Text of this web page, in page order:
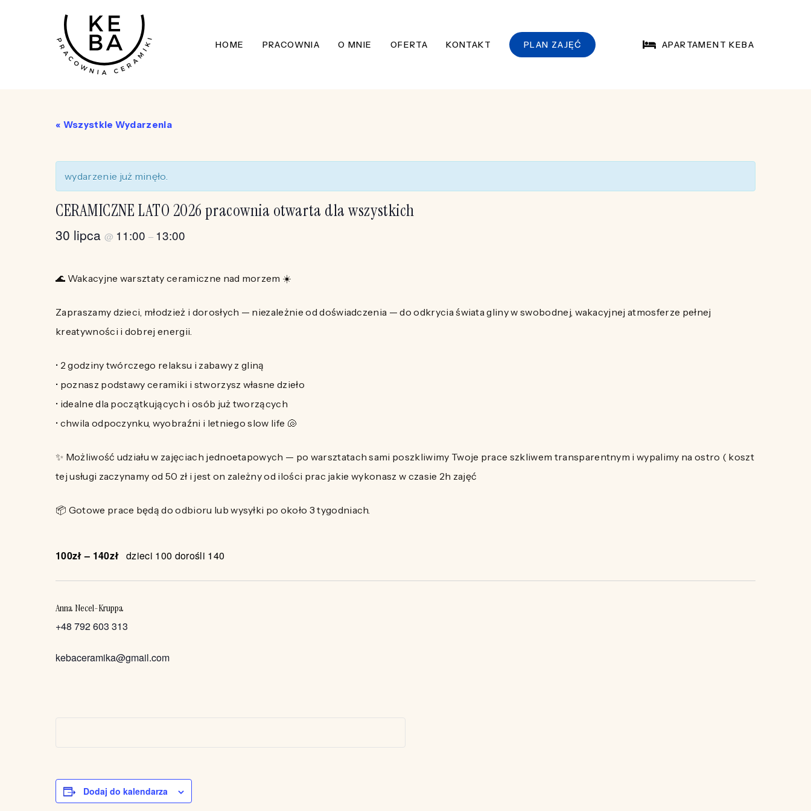
HOME PRACOWNIA O MNIE OFERTA KONTAKT PLAN ZAJĘĆ APARTAMENT KEBA
« Wszystkie Wydarzenia
wydarzenie już minęło.
CERAMICZNE LATO 2026 pracownia otwarta dla wszystkich
30 lipca @ 11:00 – 13:00
🌊 Wakacyjne warsztaty ceramiczne nad morzem ☀️
Zapraszamy dzieci, młodzież i dorosłych — niezależnie od doświadczenia — do odkrycia świata gliny w swobodnej, wakacyjnej atmosferze pełnej
kreatywności i dobrej energii.
• 2 godziny twórczego relaksu i zabawy z gliną
• poznasz podstawy ceramiki i stworzysz własne dzieło
• idealne dla początkujących i osób już tworzących
• chwila odpoczynku, wyobraźni i letniego slow life 🐚
✨ Możliwość udziału w zajęciach jednoetapowych — po warsztatach sami poszkliwimy Twoje prace szkliwem transparentnym i wypalimy na ostro ( koszt
tej usługi zaczynamy od 50 zł i jest on zależny od ilości prac jakie wykonasz w czasie 2h zajęć
📦 Gotowe prace będą do odbioru lub wysyłki po około 3 tygodniach.
100zł – 140zł dzieci 100 dorośli 140
Anna Necel-Kruppa
+48 792 603 313
kebaceramika@gmail.com
Dodaj do kalendarza